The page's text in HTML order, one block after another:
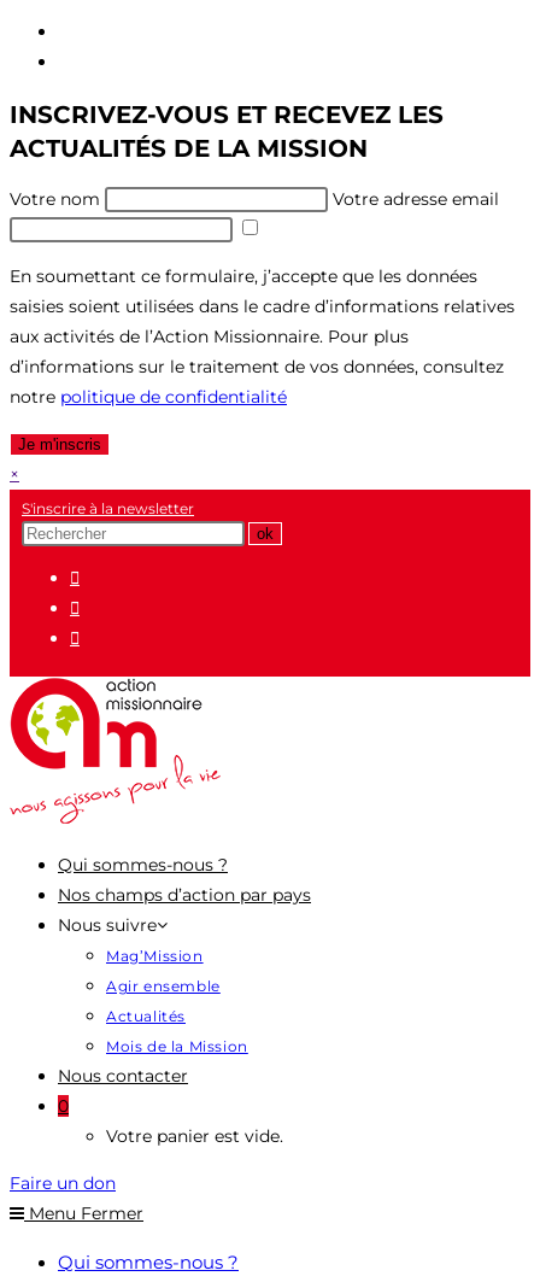
menu
INSCRIVEZ-VOUS ET RECEVEZ LES
ACTUALITÉS DE LA MISSION
Votre nom Votre adresse email
En soumettant ce formulaire, j’accepte que les données
saisies soient utilisées dans le cadre d’informations relatives
aux activités de l’Action Missionnaire. Pour plus
d’informations sur le traitement de vos données, consultez
notre politique de confidentialité
Je m'inscris
×
S'inscrire à la newsletter
Recherche
ok
Qui sommes-nous ?
Nos champs d’action par pays
Nous suivre
Mag’Mission
Agir ensemble
Actualités
Mois de la Mission
Nous contacter
0
Votre panier est vide.
Faire un don
Menu Fermer
Qui sommes-nous ?